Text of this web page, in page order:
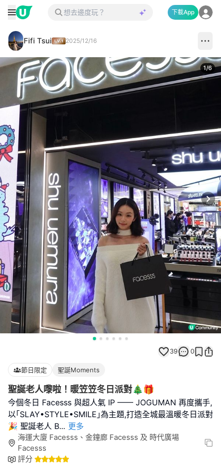
下載App
Fifi Tsui 2025/12/16
1/6
39 0
節日限定 聖誕Moments
聖誕老人嚟啦！暖笠笠冬日派對🎄🎁
今個冬日 Facesss 與超人氣 IP —— JOGUMAN 再度攜手,
以｢SLAY•STYLE•SMILE｣為主題,打造全城最溫暖冬日派對
🎉 聖誕老人 B... 更多
海運大廈 Facesss、金鐘廊 Facesss 及 時代廣場
Facesss
評分